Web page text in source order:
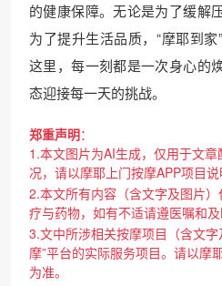
的健康保障。无论是为了缓解
为了提升生活品质，“摩耶到
这里，每一刻都是一次身心的
态迎接每一天的挑战。
郑重声明：
1.本文图片为AI生成，仅用于文
况，请以摩耶上门按摩APP项目说
2.本文所有内容（含文字及图片
疗与药物，如有不适请遵医嘱和及
3.文中所涉相关按摩项目（含文
摩”平台的实际服务项目。请以摩
为准。